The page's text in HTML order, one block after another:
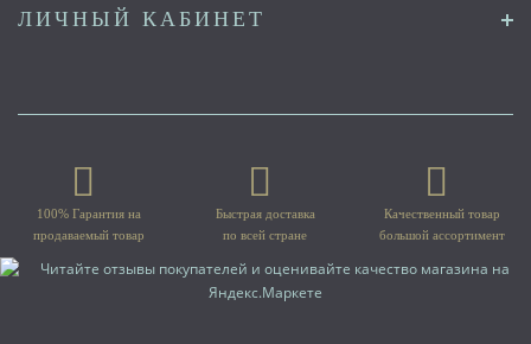
ЛИЧНЫЙ КАБИНЕТ
100% Гарантия на
продаваемый товар
Быстрая доставка
по всей стране
Качественный товар
большой ассортимент